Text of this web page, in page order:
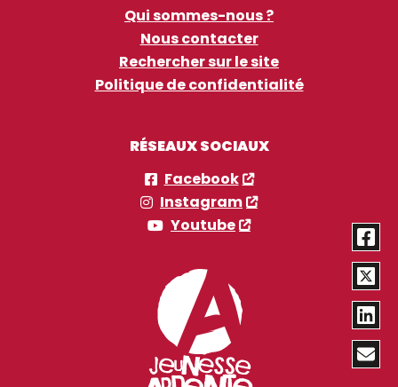
Qui sommes-nous ?
Nous contacter
Rechercher sur le site
Politique de confidentialité
RÉSEAUX SOCIAUX
Facebook
Instagram
Youtube